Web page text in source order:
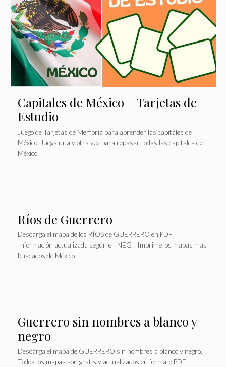
Capitales de México – Tarjetas de
Estudio
Juego de Tarjetas de Memoria para aprender las capitales de
México. Juega una y otra vez para repasar todas las capitales de
México.
Ríos de Guerrero
Descarga el mapa de los RÍOS de GUERRERO en PDF
Información actualizada según el INEGI. Imprime los mapas mas
buscados de México
Guerrero sin nombres a blanco y
negro
Descarga el mapa de GUERRERO sin nombres a blanco y negro.
Todos los mapas son gratis y actualizados en formato PDF